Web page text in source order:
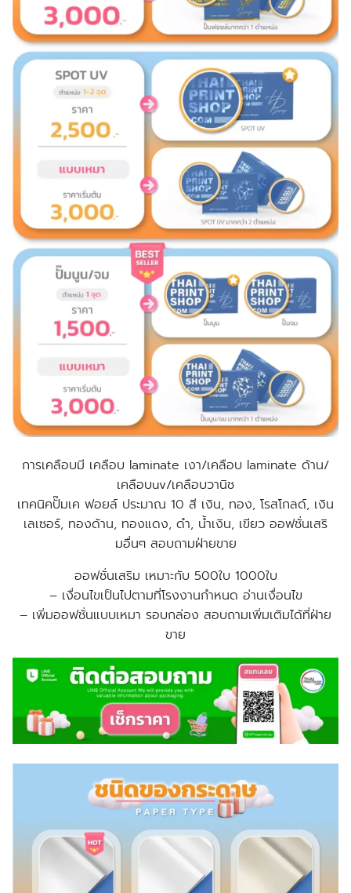
การเคลือบมี เคลือบ laminate เงา/เคลือบ laminate ด้าน/
เคลือบuv/เคลือบวานิช
เทคนิคปั๊มเค ฟอยล์ ประมาณ 10 สี เงิน, ทอง, โรสโกลด์, เงิน
เลเซอร์, ทองด้าน, ทองแดง, ดำ, น้ำเงิน, เขียว ออฟชั่นเสริ
มอื่นๆ สอบถามฝ่ายขาย
ออฟชั่นเสริม เหมาะกับ 500ใบ 1000ใบ
– เงื่อนไขเป็นไปตามที่โรงงานกำหนด อ่านเงื่อนไข
– เพิ่มออฟชั่นแบบเหมา รอบกล่อง สอบถามเพิ่มเติมได้ที่ฝ่าย
ขาย